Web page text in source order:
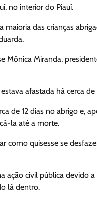
no interior do Piauí.
maioria das crianças
Mônica Miranda,
afastada há cerca de
de 12 dias no abrigo e,
la até a morte.
como quisesse se
ação civil pública devido
lá dentro.